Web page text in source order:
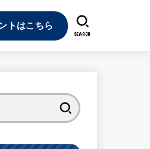
トはこちら
SEARCH